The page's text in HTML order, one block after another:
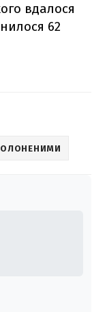
вдалося
62